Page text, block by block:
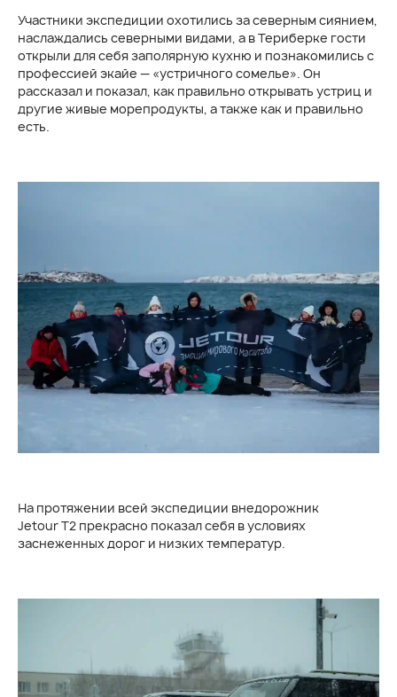
Участники экспедиции охотились за северным сиянием,
наслаждались северными видами, а в Териберке гости
открыли для себя заполярную кухню и познакомились с
профессией экайе — «устричного сомелье». Он
рассказал и показал, как правильно открывать устриц и
другие живые морепродукты, а также как и правильно
есть.
На протяжении всей экспедиции внедорожник
Jetour T2 прекрасно показал себя в условиях
заснеженных дорог и низких температур.